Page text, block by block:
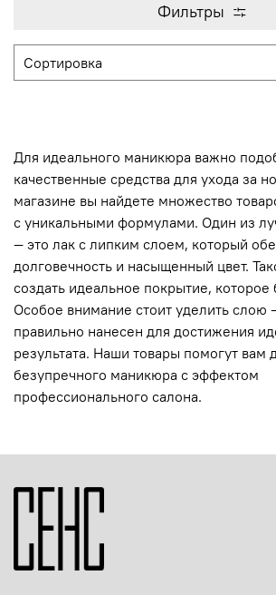
Фильтры
Для идеального маникюра важно
качественные средства для ухода за
магазине вы найдете множество
с уникальными формулами. Один из
— это лак с липким слоем, который
долговечность и насыщенный цвет.
создать идеальное покрытие, которое
Особое внимание стоит уделить
правильно нанесен для достижения
результата. Наши товары помогут вам
безупречного маникюра с эффектом
профессионального салона.